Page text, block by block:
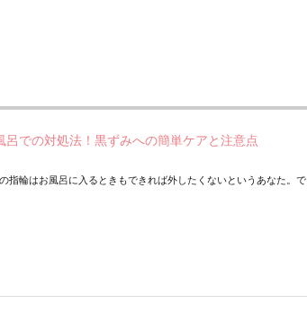
呂での対処法！黒ずみへの簡単ケアと注意点
指輪はお風呂に入るときもできれば外したくないというあなた。で